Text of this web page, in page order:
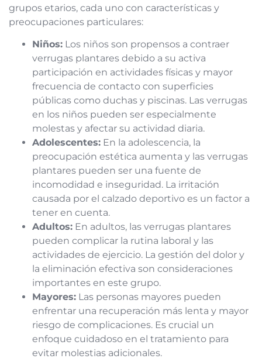
grupos etarios, cada uno con características y
preocupaciones particulares:
Niños: Los niños son propensos a contraer
verrugas plantares debido a su activa
participación en actividades físicas y mayor
frecuencia de contacto con superficies
públicas como duchas y piscinas. Las verrugas
en los niños pueden ser especialmente
molestas y afectar su actividad diaria.
Adolescentes: En la adolescencia, la
preocupación estética aumenta y las verrugas
plantares pueden ser una fuente de
incomodidad e inseguridad. La irritación
causada por el calzado deportivo es un factor a
tener en cuenta.
Adultos: En adultos, las verrugas plantares
pueden complicar la rutina laboral y las
actividades de ejercicio. La gestión del dolor y
la eliminación efectiva son consideraciones
importantes en este grupo.
Mayores: Las personas mayores pueden
enfrentar una recuperación más lenta y mayor
riesgo de complicaciones. Es crucial un
enfoque cuidadoso en el tratamiento para
evitar molestias adicionales.